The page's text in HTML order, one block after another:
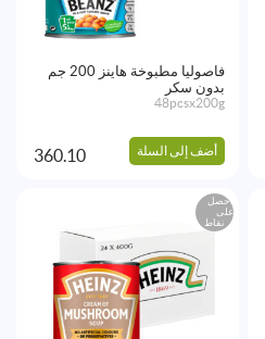
فاصوليا مطبوخة هاينز 200 جم
بدون سكر
48pcsx200g
أضف إلى السلة 360.10
احصل
على
نقاط